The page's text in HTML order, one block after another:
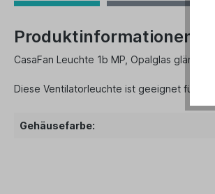
Produktinformationen
CasaFan Leuchte 1b MP, Opalglas
Diese Ventilatorleuchte ist geeignet für
Gehäusefarbe: